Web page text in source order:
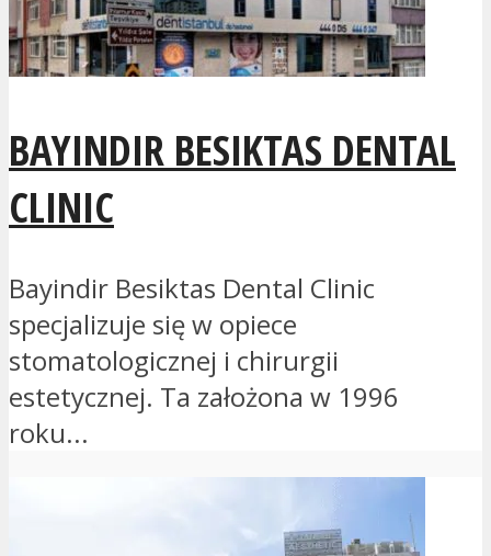
BAYINDIR BESIKTAS DENTAL
CLINIC
Bayindir Besiktas Dental Clinic
specjalizuje się w opiece
stomatologicznej i chirurgii
estetycznej. Ta założona w 1996
roku...